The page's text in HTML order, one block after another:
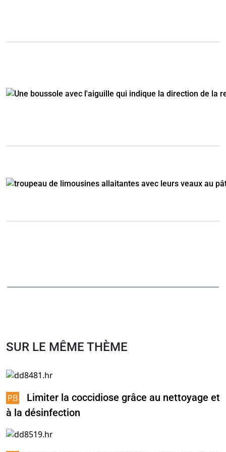
SUR LE MÊME THÈME
Limiter la coccidiose grâce au nettoyage et
à la désinfection